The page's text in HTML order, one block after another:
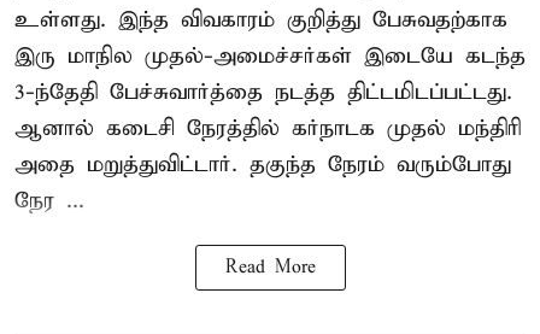
உள்ளது. இந்த விவகாரம் குறித்து பேசுவதற்காக
இரு மாநில முதல்-அமைச்சர்கள் இடையே கடந்த
3-ந்தேதி பேச்சுவார்த்தை நடத்த திட்டமிடப்பட்டது.
ஆனால் கடைசி நேரத்தில் கர்நாடக முதல் மந்திரி
அதை மறுத்துவிட்டார். தகுந்த நேரம் வரும்போது
நேர ...
Read More